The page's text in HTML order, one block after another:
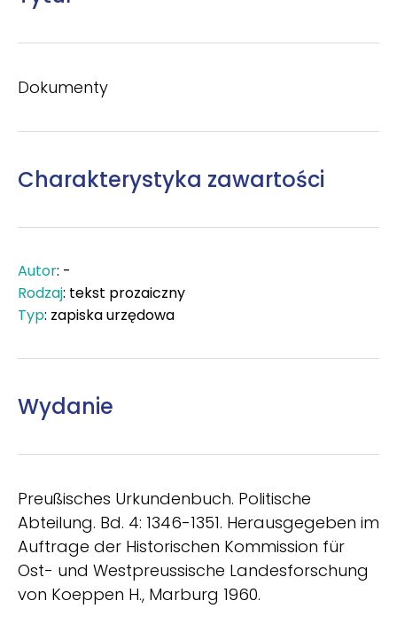
Dokumenty
Charakterystyka zawartości
Autor: -
Rodzaj: tekst prozaiczny
Typ: zapiska urzędowa
Wydanie
Preußisches Urkundenbuch. Politische
Abteilung. Bd. 4: 1346-1351. Herausgegeben im
Auftrage der Historischen Kommission für
Ost- und Westpreussische Landesforschung
von Koeppen H., Marburg 1960.